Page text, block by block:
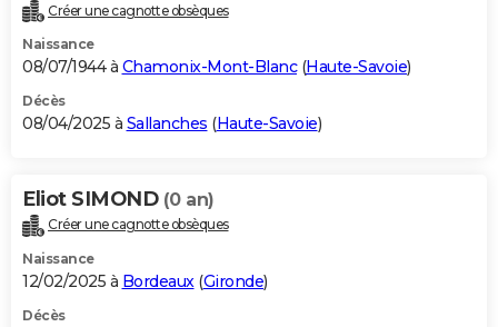
Créer une cagnotte obsèques
Naissance
08/07/1944 à Chamonix-Mont-Blanc(Haute-Savoie)
Décès
08/04/2025 à Sallanches (Haute-Savoie)
Eliot SIMOND (0 an)
Créer une cagnotte obsèques
Naissance
12/02/2025 à Bordeaux(Gironde)
Décès